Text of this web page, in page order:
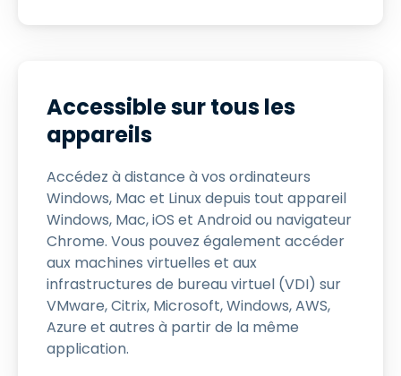
Accessible sur tous les
appareils
Accédez à distance à vos ordinateurs
Windows, Mac et Linux depuis tout appareil
Windows, Mac, iOS et Android ou navigateur
Chrome. Vous pouvez également accéder
aux machines virtuelles et aux
infrastructures de bureau virtuel (VDI) sur
VMware, Citrix, Microsoft, Windows, AWS,
Azure et autres à partir de la même
application.